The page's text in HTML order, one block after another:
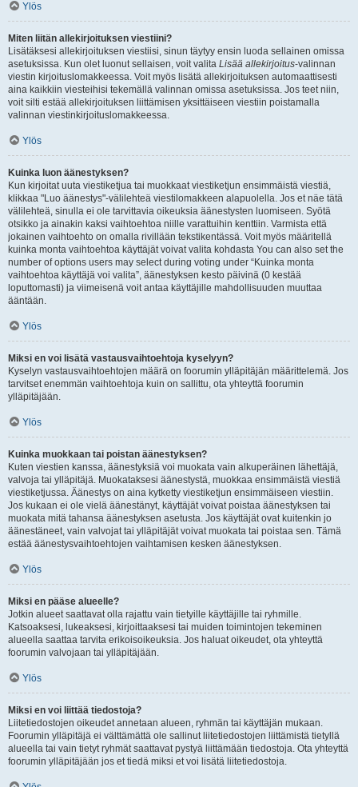
Ylös
Miten liitän allekirjoituksen viestiini?
Lisätäksesi allekirjoituksen viestiisi, sinun täytyy ensin luoda sellainen omissa
asetuksissa. Kun olet luonut sellaisen, voit valita Lisää allekirjoitus-valinnan
viestin kirjoituslomakkeessa. Voit myös lisätä allekirjoituksen automaattisesti
aina kaikkiin viesteihisi tekemällä valinnan omissa asetuksissa. Jos teet niin,
voit silti estää allekirjoituksen liittämisen yksittäiseen viestiin poistamalla
valinnan viestinkirjoituslomakkeessa.
Ylös
Kuinka luon äänestyksen?
Kun kirjoitat uuta viestiketjua tai muokkaat viestiketjun ensimmäistä viestiä,
klikkaa "Luo äänestys"-välilehteä viestilomakkeen alapuolella. Jos et näe tätä
välilehteä, sinulla ei ole tarvittavia oikeuksia äänestysten luomiseen. Syötä
otsikko ja ainakin kaksi vaihtoehtoa niille varattuihin kenttiin. Varmista että
jokainen vaihtoehto on omalla rivillään tekstikentässä. Voit myös määritellä
kuinka monta vaihtoehtoa käyttäjät voivat valita kohdasta You can also set the
number of options users may select during voting under “Kuinka monta
vaihtoehtoa käyttäjä voi valita”, äänestyksen kesto päivinä (0 kestää
loputtomasti) ja viimeisenä voit antaa käyttäjille mahdollisuuden muuttaa
ääntään.
Ylös
Miksi en voi lisätä vastausvaihtoehtoja kyselyyn?
Kyselyn vastausvaihtoehtojen määrä on foorumin ylläpitäjän määrittelemä. Jos
tarvitset enemmän vaihtoehtoja kuin on sallittu, ota yhteyttä foorumin
ylläpitäjään.
Ylös
Kuinka muokkaan tai poistan äänestyksen?
Kuten viestien kanssa, äänestyksiä voi muokata vain alkuperäinen lähettäjä,
valvoja tai ylläpitäjä. Muokataksesi äänestystä, muokkaa ensimmäistä viestiä
viestiketjussa. Äänestys on aina kytketty viestiketjun ensimmäiseen viestiin.
Jos kukaan ei ole vielä äänestänyt, käyttäjät voivat poistaa äänestyksen tai
muokata mitä tahansa äänestyksen asetusta. Jos käyttäjät ovat kuitenkin jo
äänestäneet, vain valvojat tai ylläpitäjät voivat muokata tai poistaa sen. Tämä
estää äänestysvaihtoehtojen vaihtamisen kesken äänestyksen.
Ylös
Miksi en pääse alueelle?
Jotkin alueet saattavat olla rajattu vain tietyille käyttäjille tai ryhmille.
Katsoaksesi, lukeaksesi, kirjoittaaksesi tai muiden toimintojen tekeminen
alueella saattaa tarvita erikoisoikeuksia. Jos haluat oikeudet, ota yhteyttä
foorumin valvojaan tai ylläpitäjään.
Ylös
Miksi en voi liittää tiedostoja?
Liitetiedostojen oikeudet annetaan alueen, ryhmän tai käyttäjän mukaan.
Foorumin ylläpitäjä ei välttämättä ole sallinut liitetiedostojen liittämistä tietyllä
alueella tai vain tietyt ryhmät saattavat pystyä liittämään tiedostoja. Ota yhteyttä
foorumin ylläpitäjään jos et tiedä miksi et voi lisätä liitetiedostoja.